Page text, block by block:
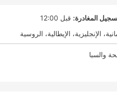
المغادرة: قبل 12:00
الإنجليزية الإيطالية الروسية
والسبا